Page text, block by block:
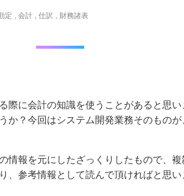
定 会計 仕訳 財務諸表
際に会計の知識を使うことがあると思
か？今回はシステム開発業務そのもの
情報を元にしたざっくりしたもので、
参考情報として読んで頂ければと思い